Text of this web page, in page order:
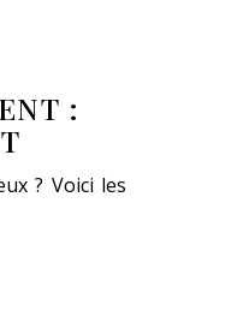
:
? Voici les